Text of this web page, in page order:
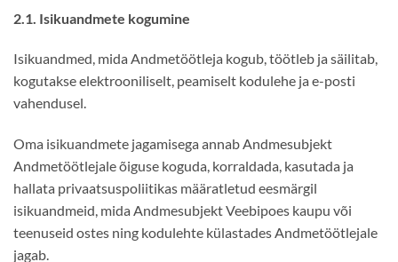
2.1. Isikuandmete kogumine
Isikuandmed, mida Andmetöötleja kogub, töötleb ja säilitab,
kogutakse elektrooniliselt, peamiselt kodulehe ja e-posti
vahendusel.
Oma isikuandmete jagamisega annab Andmesubjekt
Andmetöötlejale õiguse koguda, korraldada, kasutada ja
hallata privaatsuspoliitikas määratletud eesmärgil
isikuandmeid, mida Andmesubjekt Veebipoes kaupu või
teenuseid ostes ning kodulehte külastades Andmetöötlejale
jagab.